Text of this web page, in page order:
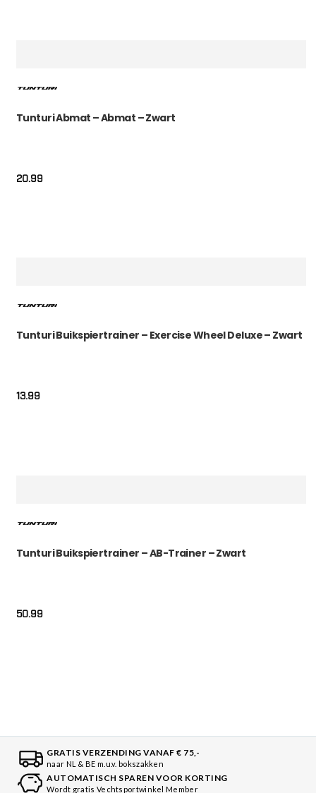
Tunturi Abmat – Abmat – Zwart
20.99
Tunturi Buikspiertrainer – Exercise Wheel Deluxe – Zwart
13.99
Tunturi Buikspiertrainer – AB-Trainer – Zwart
50.99
GRATIS VERZENDING VANAF € 75,-
naar NL & BE m.u.v. bokszakken
AUTOMATISCH SPAREN VOOR KORTING
Wordt gratis Vechtsportwinkel Member